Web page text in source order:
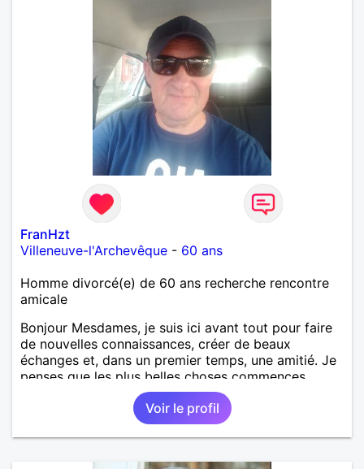
FranHzt
Villeneuve-l'Archevêque - 60 ans
Homme divorcé(e) de 60 ans recherche rencontre
amicale
Bonjour Mesdames, je suis ici avant tout pour faire
de nouvelles connaissances, créer de beaux
échanges et, dans un premier temps, une amitié. Je
penses que les plus belles choses commences
souvent le plus simplement. J'aime rire, discuter et
profiter de ce que la vie à de beau à nous offrir. Si
une belle connexion se crée, je serai ravi d'explorer
la suite et pourquoi pas envisager un vrai projet
Voir le profil